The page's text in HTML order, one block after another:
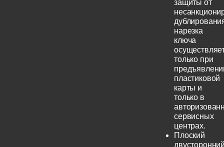
защиты от
нарезка
ключа
только при
пластиковой
карты и
только в
сервисных
центрах.
Плоский